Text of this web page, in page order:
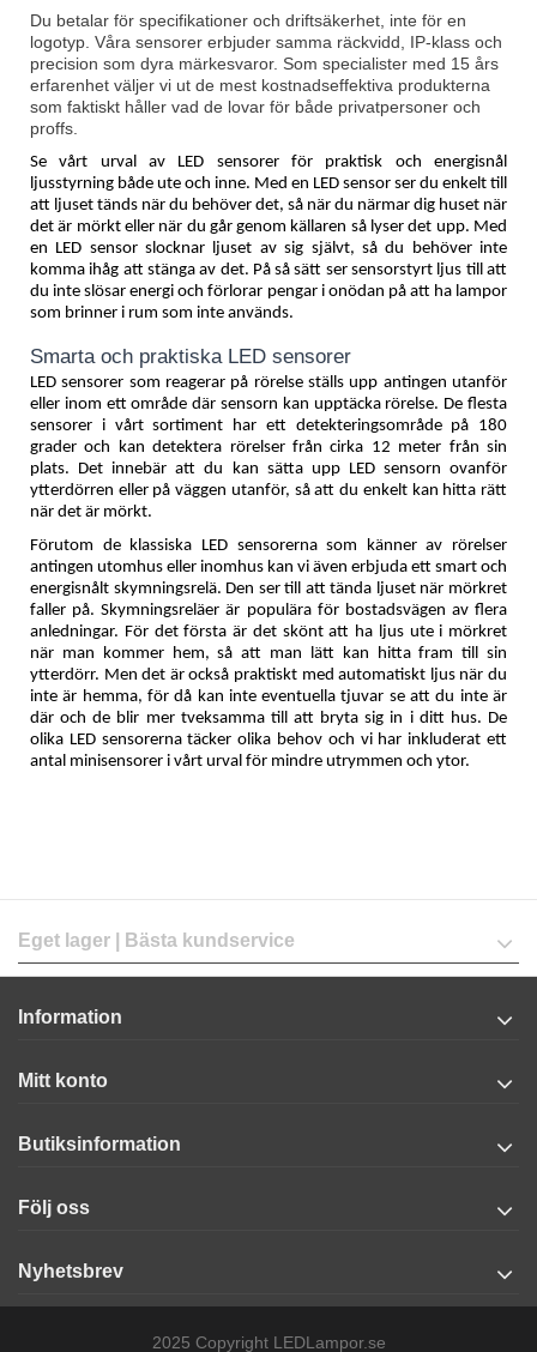
Du betalar för specifikationer och driftsäkerhet, inte för en
logotyp. Våra sensorer erbjuder samma räckvidd, IP-klass och
precision som dyra märkesvaror. Som specialister med 15 års
erfarenhet väljer vi ut de mest kostnadseffektiva produkterna
som faktiskt håller vad de lovar för både privatpersoner och
proffs.
Se vårt urval av LED sensorer för praktisk och energisnål
ljusstyrning både ute och inne. Med en LED sensor ser du enkelt till
att ljuset tänds när du behöver det, så när du närmar dig huset när
det är mörkt eller när du går genom källaren så lyser det upp. Med
en LED sensor slocknar ljuset av sig självt, så du behöver inte
komma ihåg att stänga av det. På så sätt ser sensorstyrt ljus till att
du inte slösar energi och förlorar pengar i onödan på att ha lampor
som brinner i rum som inte används.
Smarta och praktiska LED sensorer
LED sensorer som reagerar på rörelse ställs upp antingen utanför
eller inom ett område där sensorn kan upptäcka rörelse. De flesta
sensorer i vårt sortiment har ett detekteringsområde på 180
grader och kan detektera rörelser från cirka 12 meter från sin
plats. Det innebär att du kan sätta upp LED sensorn ovanför
ytterdörren eller på väggen utanför, så att du enkelt kan hitta rätt
när det är mörkt.
Förutom de klassiska LED sensorerna som känner av rörelser
antingen utomhus eller inomhus kan vi även erbjuda ett smart och
energisnålt skymningsrelä. Den ser till att tända ljuset när mörkret
faller på. Skymningsreläer är populära för bostadsvägen av flera
anledningar. För det första är det skönt att ha ljus ute i mörkret
när man kommer hem, så att man lätt kan hitta fram till sin
ytterdörr. Men det är också praktiskt med automatiskt ljus när du
inte är hemma, för då kan inte eventuella tjuvar se att du inte är
där och de blir mer tveksamma till att bryta sig in i ditt hus. De
olika LED sensorerna täcker olika behov och vi har inkluderat ett
antal minisensorer i vårt urval för mindre utrymmen och ytor.
Eget lager | Bästa kundservice
Information
Mitt konto
Butiksinformation
Följ oss
Nyhetsbrev
2025 Copyright LEDLampor.se